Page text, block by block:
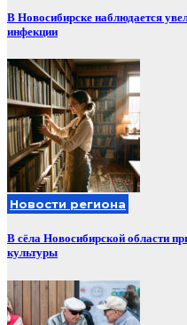
В Новосибирске наблюдается
инфекции
Новости региона
В сёла Новосибирской области
культуры